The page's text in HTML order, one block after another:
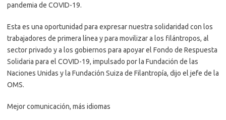
pandemia de COVID-19.
Esta es una oportunidad para expresar nuestra solidaridad con los
trabajadores de primera línea y para movilizar a los filántropos, al
sector privado y a los gobiernos para apoyar el Fondo de Respuesta
Solidaria para el COVID-19, impulsado por la Fundación de las
Naciones Unidas y la Fundación Suiza de Filantropía, dijo el jefe de la
OMS.
Mejor comunicación, más idiomas